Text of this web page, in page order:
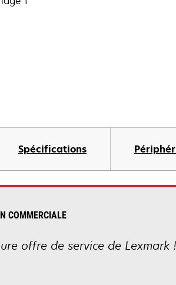
Spécifications
COMMERCIALE
offre de service de